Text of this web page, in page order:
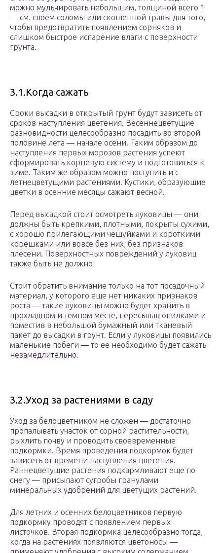
можно мульчировать небольшим, толщиной всего 1
— см. слоем соломы или скошенной травы для того,
чтобы предотвратить появлением сорняков и
слишком быстрое испарение влаги с поверхности
грунта.
3.1.Когда сажать
Сроки высадки в открытый грунт будут зависеть от
сроков наступления цветения. Весеннецветущие
разновидности целесообразно посадить во второй
половине лета — начале осени. Таким образом до
наступления первых морозов растения успеют
сформировать корневую систему и подготовиться к
зиме. Таким же образом можно поступить и с
летнецветущими растениями. Кустики, образующие
цветки в осенние месяцы сажают весной.
Перед высадкой стоит осмотреть луковицы — они
должны быть крепкими, плотными, покрыты сухими,
с хорошо прилегающими чешуйками и короткими
корешками или вовсе без них, без признаков
плесени. Поверхностных повреждений у луковиц
также быть не должно
Стоит обратить внимание только на тот посадочный
материал, у которого еще нет никаких признаков
роста — такие луковицы можно будет хранить в
прохладном и темном месте, пересыпав опилками и
поместив в небольшой бумажный или тканевый
пакет до высадки в грунт. Если у луковицы появились
маленькие побеги — то ее необходимо будет сажать
незамедлительно.
3.2.Уход за растениями в саду
Уход за белоцветником не сложен — достаточно
пропалывать участок от сорной растительности,
рыхлить почву и проводить своевременные
подкормки. Время проведения подкормок будет
зависеть от времени наступления цветения.
Раннецветущие растения подкармливают еще по
снегу — присыпают сугробы гранулами
минеральных удобрений для цветущих растений.
Для летних и осенних белоцветников первую
подкормку проводят с появлением первых
листочков. Вторая подкормка целесообразно тогда,
когда на растениях появляются цветоносы —